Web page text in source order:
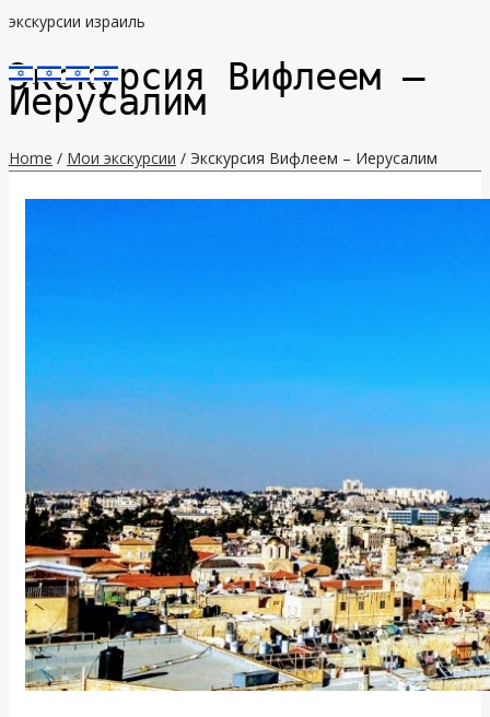
экскурсии израиль
Экскурсия Вифлеем –
Иерусалим
Home / Мои экскурсии / Экскурсия Вифлеем – Иерусалим